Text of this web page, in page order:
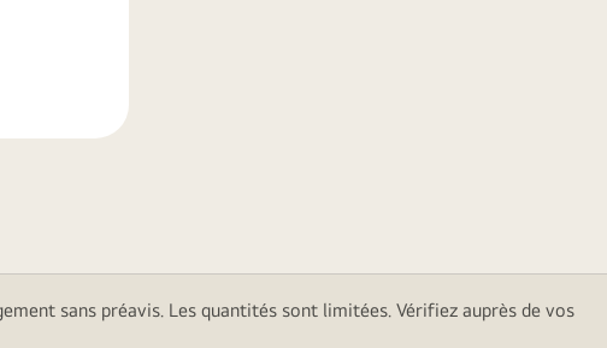
sans préavis. Les quantités sont limitées. Vérifiez auprès de vos